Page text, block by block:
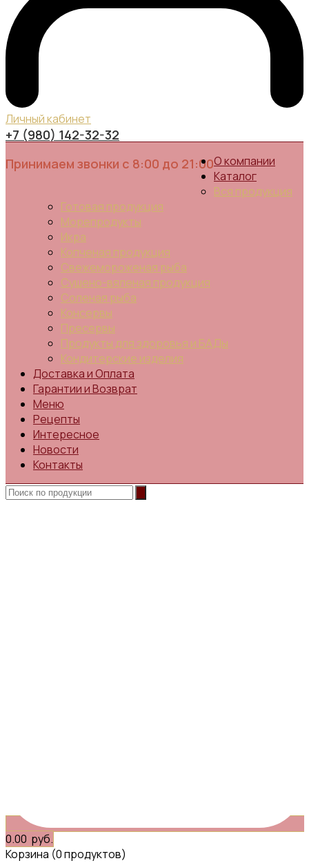
Личный кабинет
+7 (980) 142-32-32
Принимаем звонки с 8:00 до 21:00О компании
Каталог
Вся продукция
Готовая продукция
Морепродукты
Икра
Копченая продукция
Свежемороженая рыба
Сушено-вяленая продукция
Соленая рыба
Консервы
Пресервы
Продукты для здоровья и БАДы
Кондитерские изделия
Доставка и Оплата
Гарантии и Возврат
Меню
Рецепты
Интересное
Новости
Контакты
0.00 руб.
Корзина (0 продуктов)